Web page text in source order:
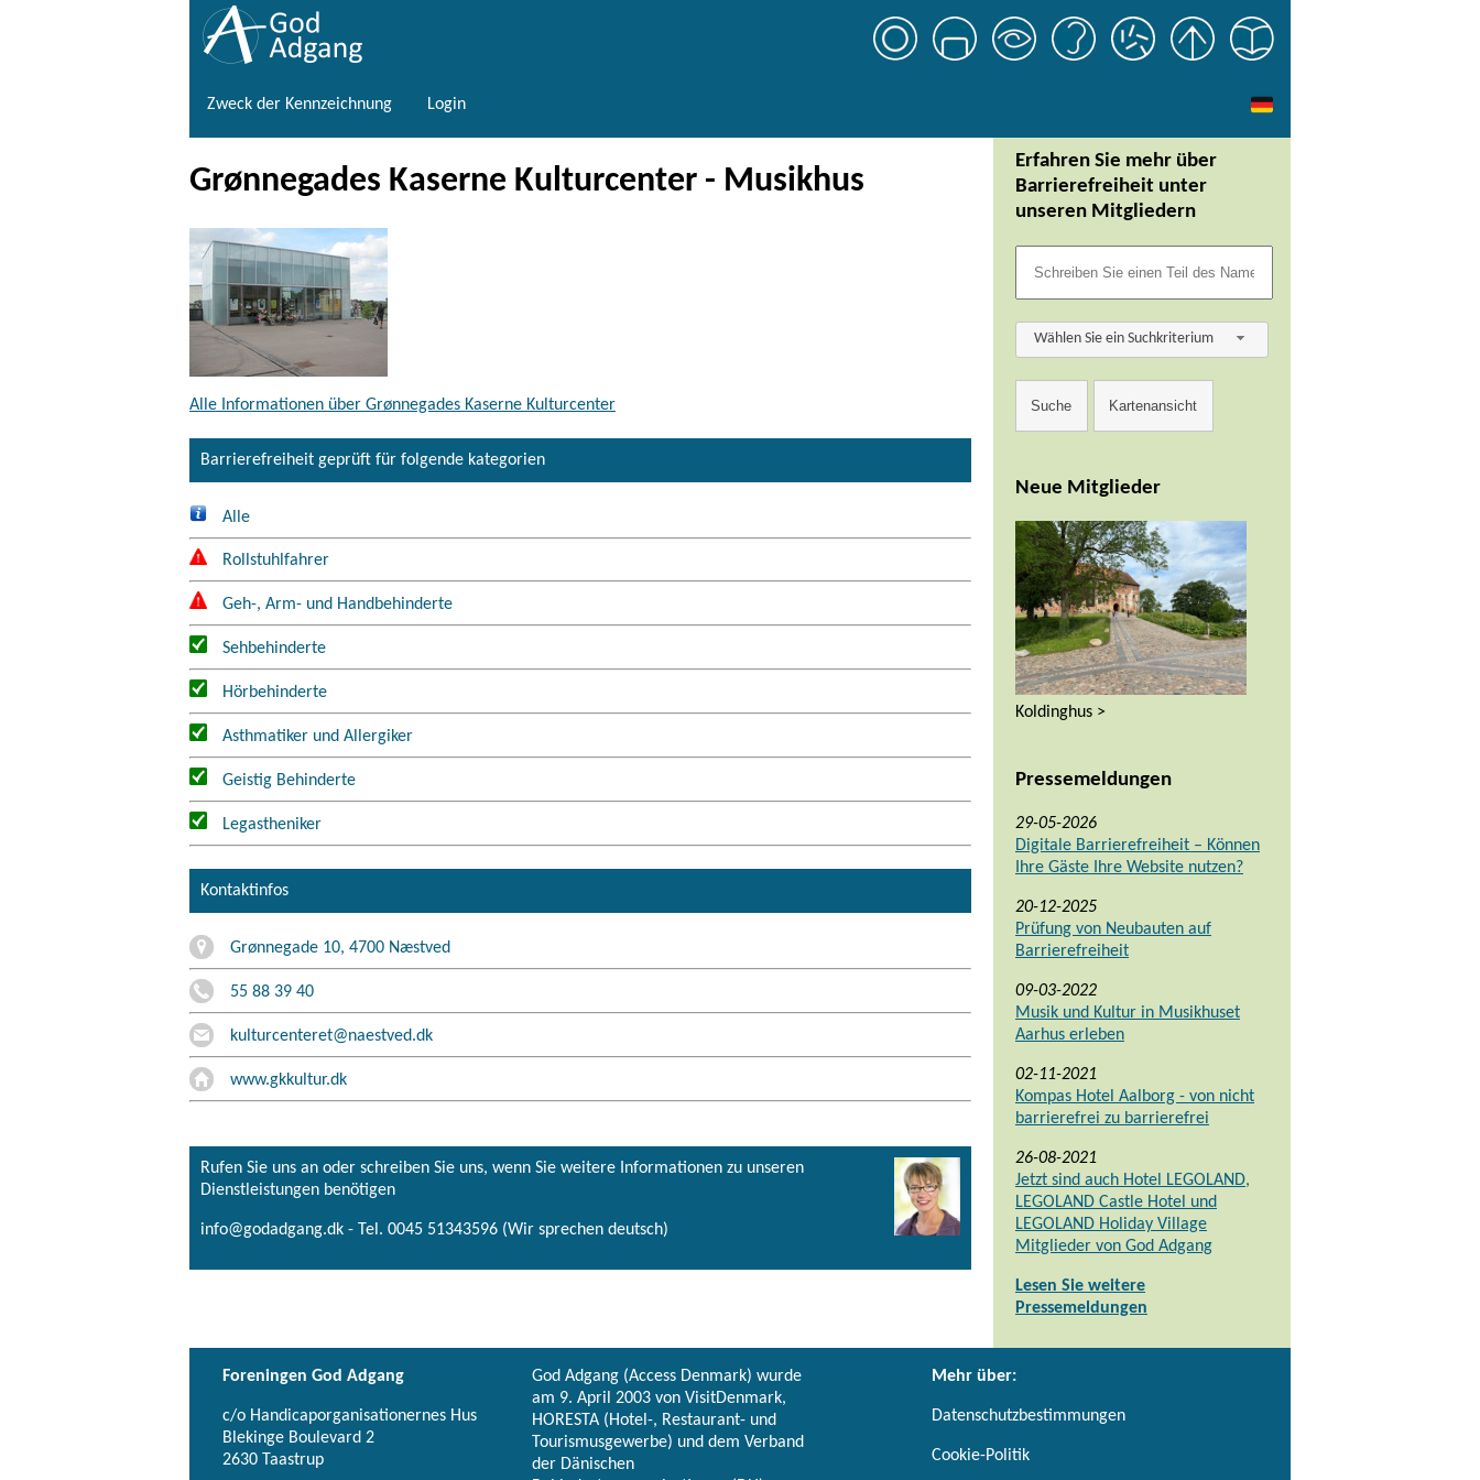
Zweck der Kennzeichnung Login
Grønnegades Kaserne Kulturcenter - Musikhus
Alle Informationen über Grønnegades Kaserne Kulturcenter
Barrierefreiheit geprüft für folgende kategorien
Alle
Rollstuhlfahrer
Geh-, Arm- und Handbehinderte
Sehbehinderte
Hörbehinderte
Asthmatiker und Allergiker
Geistig Behinderte
Legastheniker
Kontaktinfos
Grønnegade 10, 4700 Næstved
55 88 39 40
kulturcenteret@naestved.dk
www.gkkultur.dk
Rufen Sie uns an oder schreiben Sie uns, wenn Sie weitere Informationen zu unseren
Dienstleistungen benötigen
info@godadgang.dk - Tel. 0045 51343596 (Wir sprechen deutsch)
Erfahren Sie mehr über
Barrierefreiheit unter
unseren Mitgliedern
Wählen Sie ein Suchkriterium
Neue Mitglieder
Koldinghus >
Pressemeldungen
29-05-2026
Digitale Barrierefreiheit – Können
Ihre Gäste Ihre Website nutzen?
20-12-2025
Prüfung von Neubauten auf
Barrierefreiheit
09-03-2022
Musik und Kultur in Musikhuset
Aarhus erleben
02-11-2021
Kompas Hotel Aalborg - von nicht
barrierefrei zu barrierefrei
26-08-2021
Jetzt sind auch Hotel LEGOLAND,
LEGOLAND Castle Hotel und
LEGOLAND Holiday Village
Mitglieder von God Adgang
Lesen Sie weitere
Pressemeldungen
Foreningen God Adgang
c/o Handicaporganisationernes Hus
Blekinge Boulevard 2
2630 Taastrup
God Adgang (Access Denmark) wurde
am 9. April 2003 von VisitDenmark,
HORESTA (Hotel-, Restaurant- und
Tourismusgewerbe) und dem Verband
der Dänischen
Mehr über:
Datenschutzbestimmungen
Cookie-Politik